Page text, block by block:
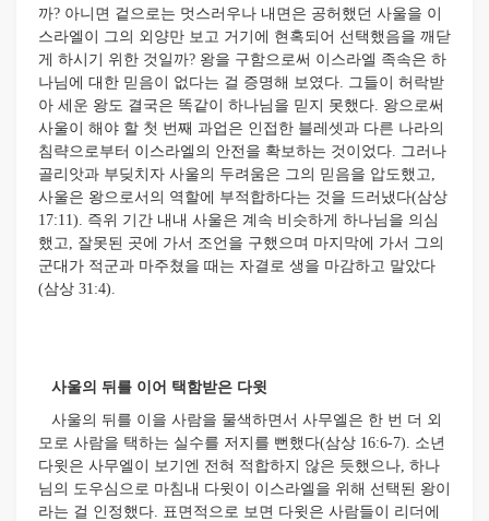
까? 아니면 겉으로는 멋스러우나 내면은 공허했던 사울을 이
스라엘이 그의 외양만 보고 거기에 현혹되어 선택했음을 깨닫
게 하시기 위한 것일까? 왕을 구함으로써 이스라엘 족속은 하
나님에 대한 믿음이 없다는 걸 증명해 보였다. 그들이 허락받
아 세운 왕도 결국은 똑같이 하나님을 믿지 못했다. 왕으로써
사울이 해야 할 첫 번째 과업은 인접한 블레셋과 다른 나라의
침략으로부터 이스라엘의 안전을 확보하는 것이었다. 그러나
골리앗과 부딪치자 사울의 두려움은 그의 믿음을 압도했고,
사울은 왕으로서의 역할에 부적합하다는 것을 드러냈다(삼상
17:11). 즉위 기간 내내 사울은 계속 비슷하게 하나님을 의심
했고, 잘못된 곳에 가서 조언을 구했으며 마지막에 가서 그의
군대가 적군과 마주쳤을 때는 자결로 생을 마감하고 말았다
(삼상 31:4).
사울의 뒤를 이어 택함받은 다윗
사울의 뒤를 이을 사람을 물색하면서 사무엘은 한 번 더 외
모로 사람을 택하는 실수를 저지를 뻔했다(삼상 16:6-7). 소년
다윗은 사무엘이 보기엔 전혀 적합하지 않은 듯했으나, 하나
님의 도우심으로 마침내 다윗이 이스라엘을 위해 선택된 왕이
라는 걸 인정했다. 표면적으로 보면 다윗은 사람들이 리더에